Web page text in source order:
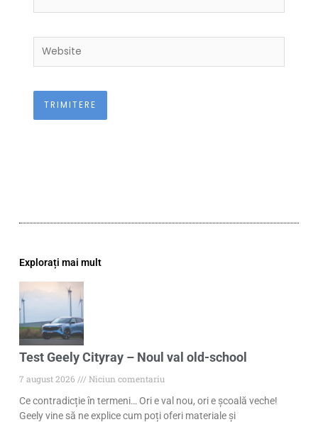
Website
Explorați mai mult
Test Geely Cityray – Noul val old-school
7 august 2026
Niciun comentariu
Ce contradicție în termeni… Ori e val nou, ori e școală veche!
Geely vine să ne explice cum poți oferi materiale și